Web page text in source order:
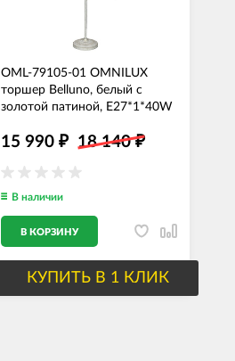
OML-79105-01 OMNILUX
торшер Belluno, белый с
золотой патиной, E27*1*40W
15 990 ₽ 18 140₽
В наличии
В КОРЗИНУ
КУПИТЬ В 1 КЛИК